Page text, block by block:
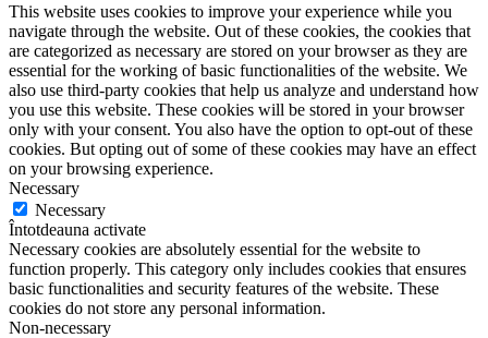
This website uses cookies to improve your experience while you
navigate through the website. Out of these cookies, the cookies that
are categorized as necessary are stored on your browser as they are
essential for the working of basic functionalities of the website. We
also use third-party cookies that help us analyze and understand how
you use this website. These cookies will be stored in your browser
only with your consent. You also have the option to opt-out of these
cookies. But opting out of some of these cookies may have an effect
on your browsing experience.
Necessary
Necessary
Întotdeauna activate
Necessary cookies are absolutely essential for the website to
function properly. This category only includes cookies that ensures
basic functionalities and security features of the website. These
cookies do not store any personal information.
Non-necessary